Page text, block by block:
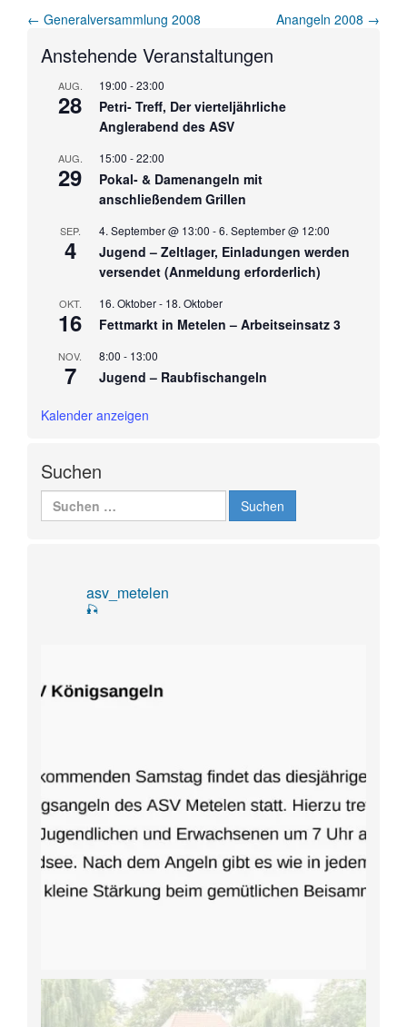
Artikel-
Navigation
← Generalversammlung 2008 Anangeln 2008 →
Anstehende Veranstaltungen
AUG.
28
19:00 -23:00
Petri- Treff, Der vierteljährliche
Anglerabend des ASV
AUG.
29
15:00 -22:00
Pokal- & Damenangeln mit
anschließendem Grillen
SEP.
4
4. September @ 13:00 -6. September @ 12:00
Jugend – Zeltlager, Einladungen werden
versendet (Anmeldung erforderlich)
OKT.
16
16. Oktober- 18. Oktober
Fettmarkt in Metelen – Arbeitseinsatz 3
NOV.
7
8:00 - 13:00
Jugend – Raubfischangeln
Kalender anzeigen
Suchen
nach:
asv_metelen
🎣